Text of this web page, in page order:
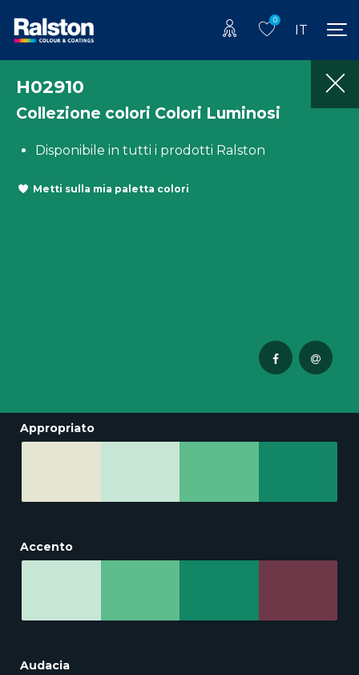
0
IT
H02910
Collezione colori Colori Luminosi
Disponibile in tutti i prodotti Ralston
Metti sulla mia paletta colori
Appropriato
Accento
Audacia